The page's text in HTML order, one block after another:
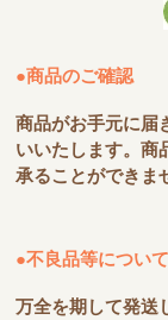
●商品のご確認
商品がお手元に届
いいたします。商
承ることができま
●不良品等について
万全を期して発送